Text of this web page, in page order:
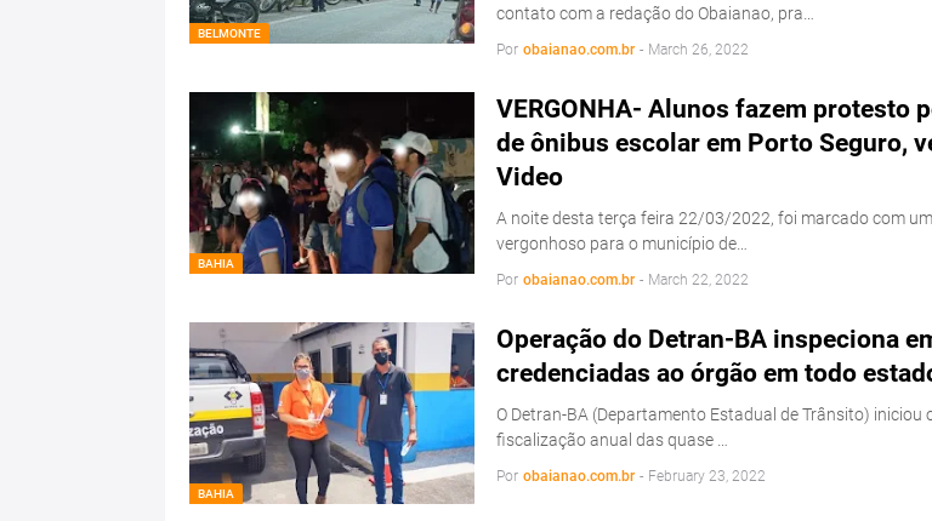
BELMONTE
contato com a redação do Obaianao, pra…
Por obaianao.com.br - March 26, 2022
BAHIA
VERGONHA- Alunos fazem protesto
de ônibus escolar em Porto Seguro,
Video
A noite desta terça feira 22/03/2022, foi marcado com
vergonhoso para o município de…
Por obaianao.com.br - March 22, 2022
BAHIA
Operação do Detran-BA inspeciona
credenciadas ao órgão em todo
O Detran-BA (Departamento Estadual de Trânsito) iniciou
fiscalização anual das quase …
Por obaianao.com.br - February 23, 2022